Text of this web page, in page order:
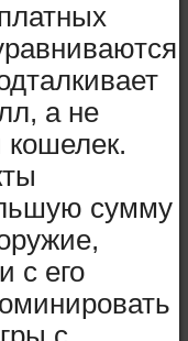
а не
кошелек.
сумму
с его